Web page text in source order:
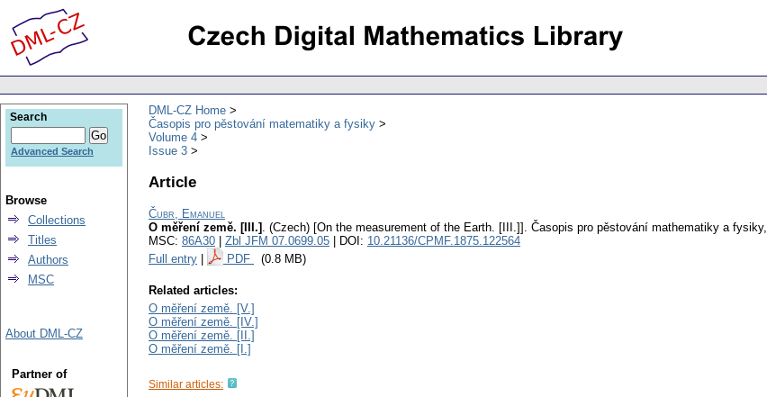
DML-CZ Home
Časopis pro pěstování matematiky a fysiky
Volume 4
Issue 3
Article
Čubr, Emanuel
O měření země. [III.] . (Czech) [On the measurement of the Earth. [III.]]. Časopis pro pěstování mathematiky a fysiky,
MSC: 86A30 Zbl JFM 07.0699.05 | DOI: 10.21136/CPMF.1875.122564
Full entry
PDF (0.8 MB)
Related articles:
O měření země. [V.]
O měření země. [IV.]
O měření země. [II.]
O měření země. [I.]
Similar articles:
Search
Advanced Search
Browse
Collections
Titles
Authors
MSC
About DML-CZ
Partner of